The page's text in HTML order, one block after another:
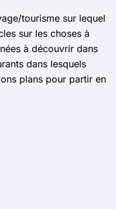
tourisme sur lequel
sur les choses à
à découvrir dans
dans lesquels
plans pour partir en